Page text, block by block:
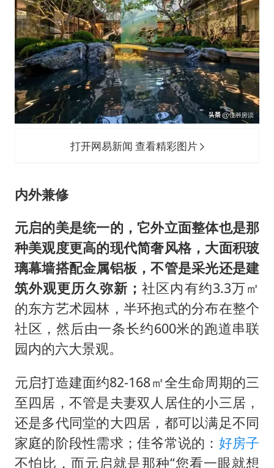
打开网易新闻 查看精彩图片
内外兼修
元启的美是统一的，它外立面整体也是那
种美观度更高的现代简奢风格，大面积玻
璃幕墙搭配金属铝板，不管是采光还是建
筑外观更历久弥新； 社区内有约3.3万㎡
的东方艺术园林，半环抱式的分布在整个
社区，然后由一条长约600米的跑道串联
园内的六大景观。
元启打造建面约82-168㎡全生命周期的三
至四居，不管是夫妻双人居住的小三居，
还是多代同堂的大四居，都可以满足不同
家庭的阶段性需求；佳爷常说的： 好房子
不怕比，而元启就是那种“您看一眼就想